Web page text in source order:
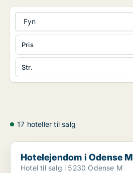
Fyn
Str.
Pris
17 hoteller til salg
Hotelejendom i Odense M
Hotelejendom i Odense M
Hotel til salg i 5230 Odense M